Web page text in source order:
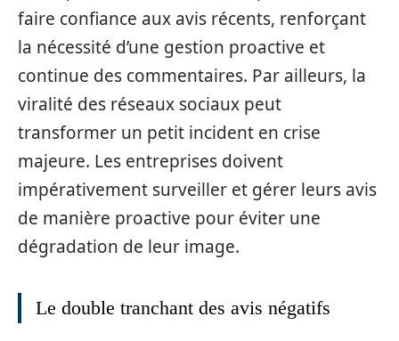
faire confiance aux avis récents, renforçant
la nécessité d’une gestion proactive et
continue des commentaires. Par ailleurs, la
viralité des réseaux sociaux peut
transformer un petit incident en crise
majeure. Les entreprises doivent
impérativement surveiller et gérer leurs avis
de manière proactive pour éviter une
dégradation de leur image.
Le double tranchant des avis négatifs